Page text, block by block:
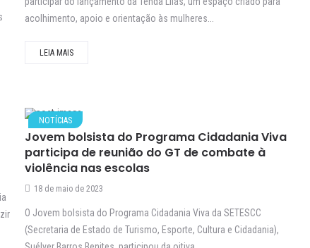
acolhimento, apoio e orientação às mulheres...
LEIA MAIS
NOTÍCIAS
Jovem bolsista do Programa Cidadania Viva
participa de reunião do GT de combate à
violência nas escolas
18 de maio de 2023
O Jovem bolsista do Programa Cidadania Viva da SETESCC
(Secretaria de Estado de Turismo, Esporte, Cultura e Cidadania),